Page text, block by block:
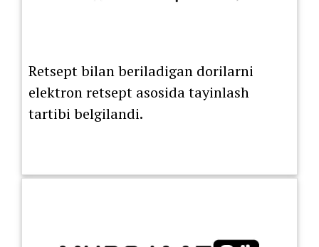
Retsept bilan beriladigan dorilarni
elektron retsept asosida tayinlash
tartibi belgilandi.